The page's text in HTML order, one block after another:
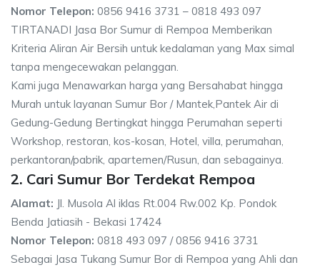
Nomor Telepon: 0856 9416 3731 – 0818 493 097
TIRTANADI Jasa Bor Sumur di Rempoa Memberikan
Kriteria Aliran Air Bersih untuk kedalaman yang Max simal
tanpa mengecewakan pelanggan.
Kami juga Menawarkan harga yang Bersahabat hingga
Murah untuk layanan Sumur Bor / Mantek,Pantek Air di
Gedung-Gedung Bertingkat hingga Perumahan seperti
Workshop, restoran, kos-kosan, Hotel, villa, perumahan,
perkantoran/pabrik, apartemen/Rusun, dan sebagainya.
2. Cari Sumur Bor Terdekat Rempoa
Alamat: Jl. Musola Al iklas Rt.004 Rw.002 Kp. Pondok
Benda Jatiasih - Bekasi 17424
Nomor Telepon: 0818 493 097 / 0856 9416 3731
Sebagai Jasa Tukang Sumur Bor di Rempoa yang Ahli dan